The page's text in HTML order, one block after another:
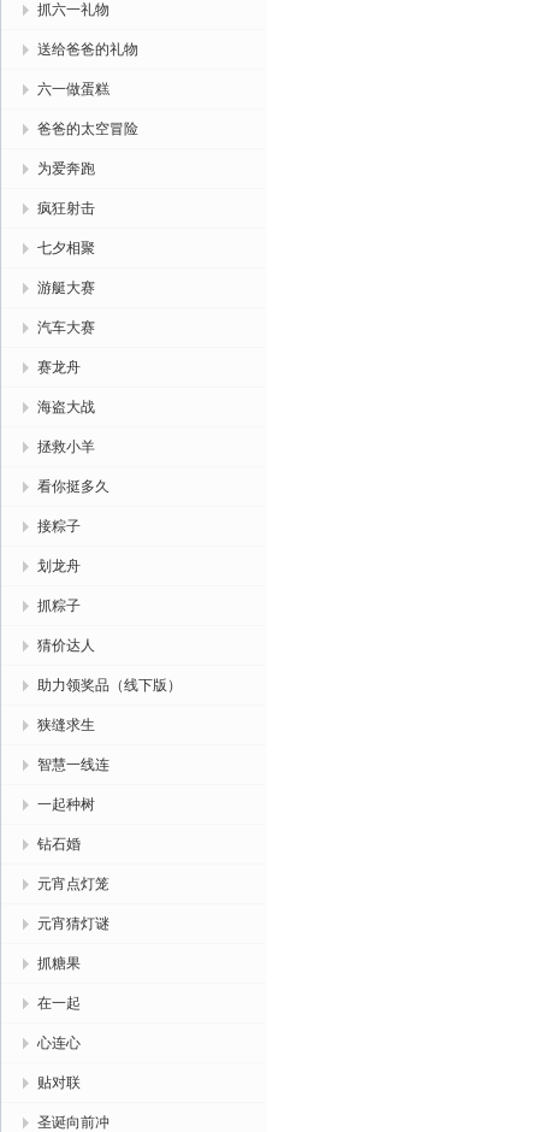
抓六一礼物
送给爸爸的礼物
六一做蛋糕
爸爸的太空冒险
为爱奔跑
疯狂射击
七夕相聚
游艇大赛
汽车大赛
赛龙舟
海盗大战
拯救小羊
看你挺多久
接粽子
划龙舟
抓粽子
猜价达人
助力领奖品（线下版）
狭缝求生
智慧一线连
一起种树
钻石婚
元宵点灯笼
元宵猜灯谜
抓糖果
在一起
心连心
贴对联
圣诞向前冲